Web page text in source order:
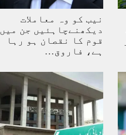
نیب کو وہ معاملات
دیکھنےچاہئیں جن میں
قوم کا نقصان ہو رہا
ہے، فاروق…